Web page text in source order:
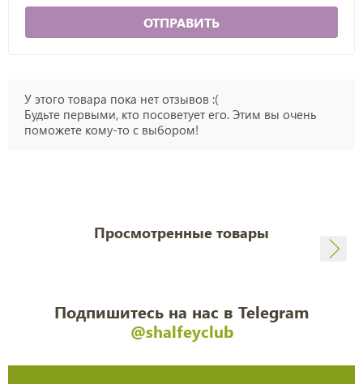
ОТПРАВИТЬ
У этого товара пока нет отзывов :(
Будьте первыми, кто посоветует его. Этим вы очень
поможете кому-то с выбором!
Просмотренные товары
Подпишитесь на нас в Telegram
@shalfeyclub